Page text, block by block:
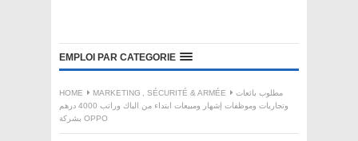
EMPLOI PAR CATEGORIE
HOME MARKETING , SÉCURITÉ & ARMÉE
مطلوب بائعات
وتجاريات وموظفات إشهار ومبيعات ابتداء من الباك وراتب 4000 درهم
بشركة OPPO